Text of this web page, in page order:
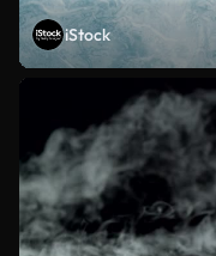
iStock